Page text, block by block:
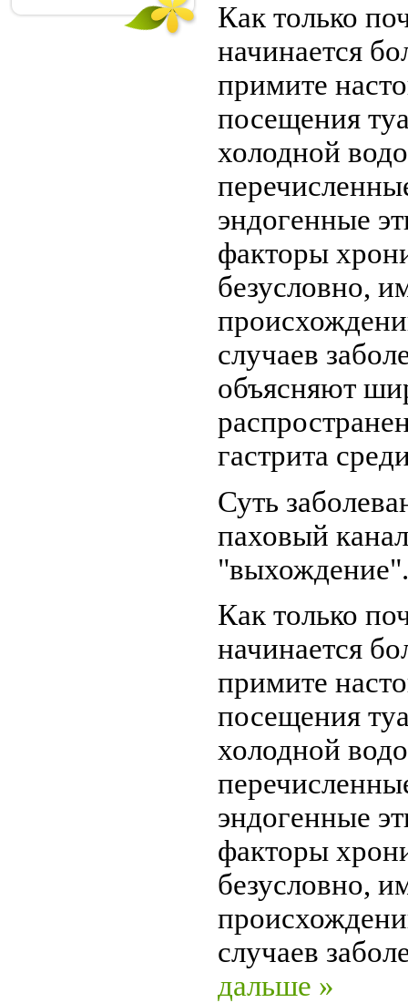
Как только
начинается
примите
посещения
холодной
эндогенные
факторы
безусловно,
случаев
объясняют
гастрита
Суть
паховый
Как только
начинается
примите
посещения
холодной
эндогенные
факторы
безусловно,
случаев
дальше »